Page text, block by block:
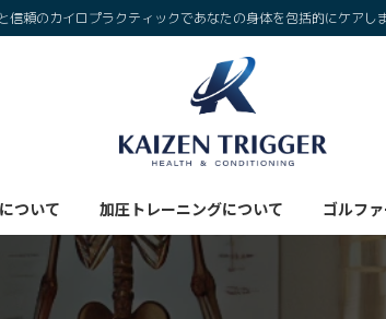
頼のカイロプラクティックであなたの身体を包括的にケアし
ついて 加圧トレーニングについて ゴルフ